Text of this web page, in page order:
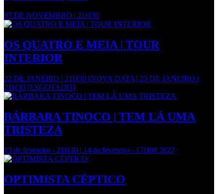
07 DE NOVEMBRO | 21H30
OS QUATRO E MEIA | TOUR
INTERIOR
22 DE JANEIRO | 21H30 [NOVA DATA] 23 DE JANEIRO |
21H30 [ESGOTADO]
BÁRBARA TINOCO | TEM LÁ UMA
TRISTEZA
13 de fevereiro - 21H30 | 14 de fevereiro - 17H00 2027
OPTIMISTA CÉPTICO